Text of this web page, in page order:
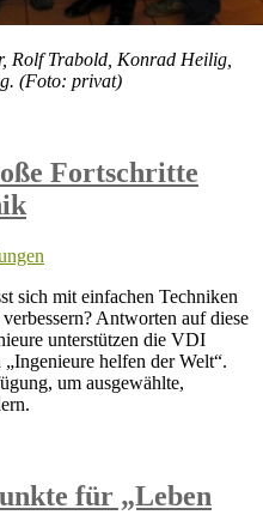
Rolf Trabold, Konrad Heilig,
(Foto: privat)
Fortschritte
sich mit einfachen Techniken
Antworten auf diese
unterstützen die VDI
helfen der Welt“.
um ausgewählte,
für „Leben